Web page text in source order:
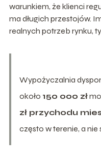
warunkiem, że klienci
ma długich przestojów.
realnych potrzeb rynku,
Wypożyczalnia
około 150 000 zł
zł przychodu
często w terenie, a nie